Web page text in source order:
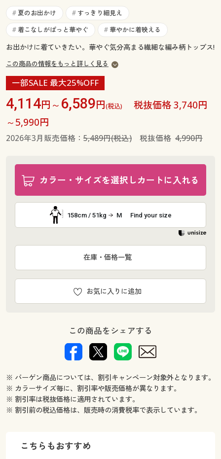
お気に入り
サポート
よくある質問とお問い合わせ
ご利用ガイド
よくある質問とお問い合わせ
# 夏のお出かけ # すっきり細見え
# 着こなしがぱっと華やぐ # 華やかに着映える
お出かけに着ていきたい。華やぐ気分高まる繊細な編み柄トップス!
この商品の情報をもっと詳しく見る
一部SALE 最大25%OFF
4,114円～ 6,589円(税込)
税抜価格 3,740円
～5,990円
2026年3月販売価格： 5,489円(税込)税抜価格 4,990円
カラー・サイズを選択しカートに入れる
158cm / 51kg M Find your size
お気に入りに追加
在庫・価格一覧
この商品をシェアする
※ バーゲン商品については、割引キャンペーン対象外となります。
※ カラーサイズ毎に、割引率や販売価格が異なります。
※ 割引率は税抜価格に適用されています。
※ 割引前の税込価格は、販売時の消費税率で表示しています。
こちらもおすすめ